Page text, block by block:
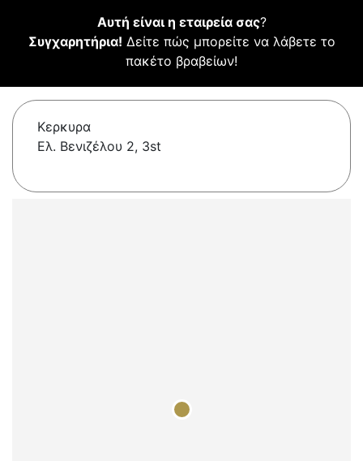
Αυτή είναι η εταιρεία σας?
Συγχαρητήρια! Δείτε πώς μπορείτε να λάβετε το
πακέτο βραβείων!
Κερκυρα
Ελ. Βενιζέλου 2, 3st